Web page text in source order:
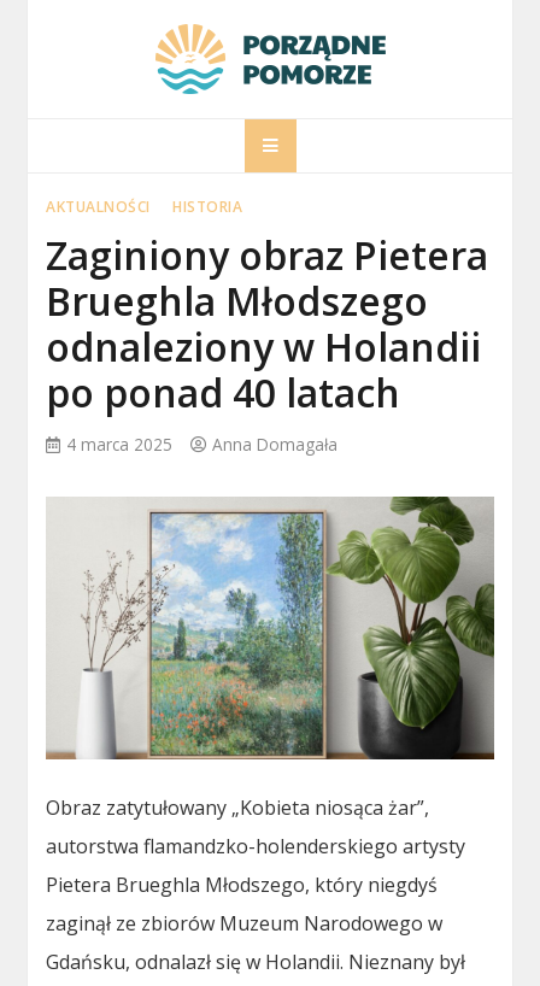
Informacje na temat Pomorza
AKTUALNOŚCI HISTORIA
Zaginiony obraz Pietera
Brueghla Młodszego
odnaleziony w Holandii
po ponad 40 latach
4 marca 2025 Anna Domagała
Obraz zatytułowany „Kobieta niosąca żar”,
autorstwa flamandzko-holenderskiego artysty
Pietera Brueghla Młodszego, który niegdyś
zaginął ze zbiorów Muzeum Narodowego w
Gdańsku, odnalazł się w Holandii. Nieznany był